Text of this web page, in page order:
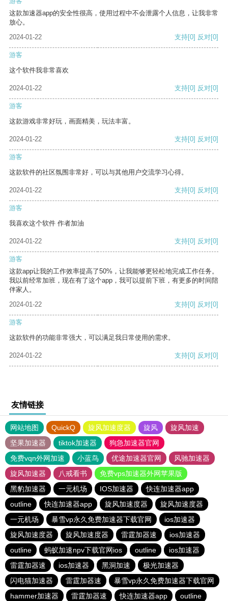
这款加速器app的安全性很高，使用过程中不会泄露个人信息，让我非常
放心。
2024-01-22
支持[0] 反对[0]
游客
这个软件我非常喜欢
2024-01-22 支持[0] 反对[0]
游客
这款游戏非常好玩，画面精美，玩法丰富。
2024-01-22 支持[0] 反对[0]
游客
这款软件的社区氛围非常好，可以与其他用户交流学习心得。
2024-01-22 支持[0] 反对[0]
游客
我喜欢这个软件 作者加油
2024-01-22 支持[0] 反对[0]
游客
这款app让我的工作效率提高了50%，让我能够更轻松地完成工作任务。
我以前经常加班，现在有了这个app，我可以提前下班，有更多的时间陪
伴家人。
2024-01-22
支持[0] 反对[0]
游客
这款软件的功能非常强大，可以满足我日常使用的需求。
2024-01-22 支持[0] 反对[0]
友情链接
网站地图 QuickQ 旋风加速度器 旋风
旋风加速
坚果加速器
tiktok加速器
狗急加速器官网
免费vqn外网加速
小蓝鸟 优途加速器官网
风驰加速器
旋风加速器
八戒看书
免费vps加速器外网苹果版
黑豹加速器
一元机场 IOS加速器
快连加速器app
outline
快连加速器app 旋风加速度器
旋风加速度器
一元机场
暴雪vp永久免费加速器下载官网
ios加速器
旋风加速度器
旋风加速度器 雷霆加器速
ios加速器
outline
蚂蚁加速npv下载官网ios outline
ios加速器
雷霆加器速
ios加速器 黑洞加速
极光加速器
闪电猫加速器
雷霆加器速
暴雪vp永久免费加速器下载官网
hammer加速器
雷霆加器速 快连加速器app outline